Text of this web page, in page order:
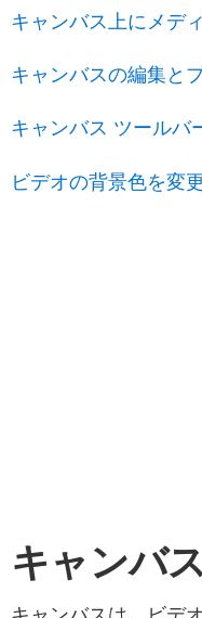
キャンバ
キャンバス上にメデ
キャンバスの編集と
キャンバス ツールバ
ビデオの背景色を変